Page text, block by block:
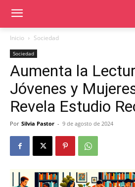
Inicio Sociedad
Sociedad
Aumenta la
Jóvenes y
Revela Estudio
Por Silvia Pastor - 9 de agosto de 2024